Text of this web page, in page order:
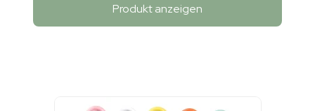
Produkt anzeigen